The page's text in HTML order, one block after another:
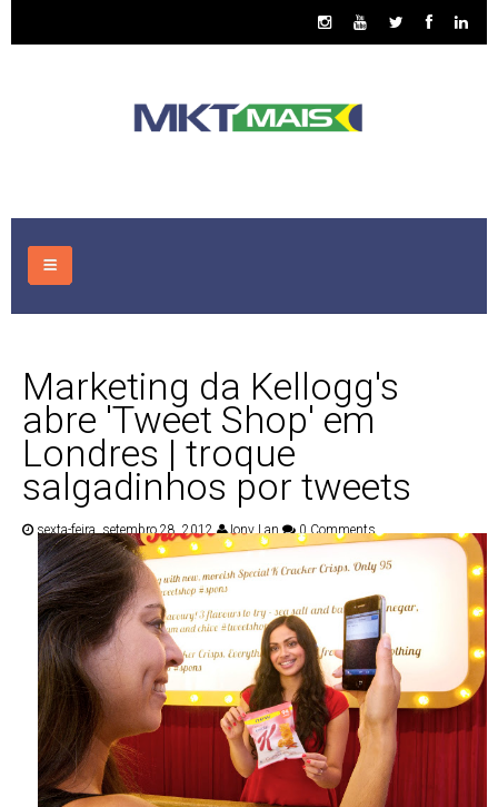
CONSULTORIA
ASSUNTOS
PUBLICAÇÕES
CONTATOS
Marketing da Kellogg's
abre 'Tweet Shop' em
Londres | troque
salgadinhos por tweets
sexta-feira, setembro 28, 2012 Jony Lan 0 Comments